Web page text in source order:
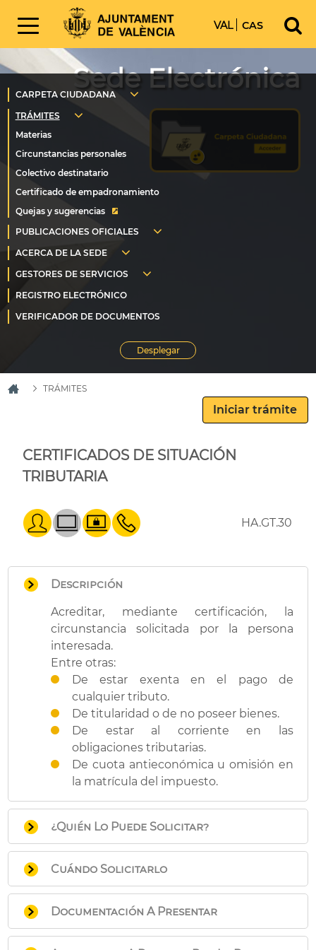
VAL CAS
Sede Electrónica
Quejas y sugerencias
TRÁMITES
CERTIFICADOS DE SITUACIÓN
TRIBUTARIA
HA.GT.30
Descripción
Acreditar, mediante certificación, la
circunstancia solicitada por la persona
interesada.
Entre otras:
De estar exenta en el pago de
cualquier tributo.
De titularidad o de no poseer bienes.
De estar al corriente en las
obligaciones tributarias.
De cuota antieconómica u omisión en
la matrícula del impuesto.
¿Quién Lo Puede Solicitar?
Personas interesadas que requieran que
se les expida la indicada certificación.
Cuándo Solicitarlo
En cualquier momento.
Documentación A Presentar
Documentación para todos los casos: